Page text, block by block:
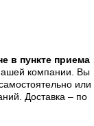
в пункте приема
компании. Вы
или
Доставка – по